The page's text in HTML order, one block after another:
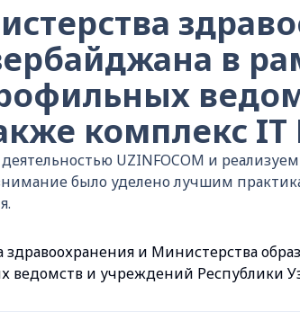
в
комплекс IT
деятельностью UZINFOCOM и
было уделено лучшим
и Министерства
ведомств и учреждений Республики